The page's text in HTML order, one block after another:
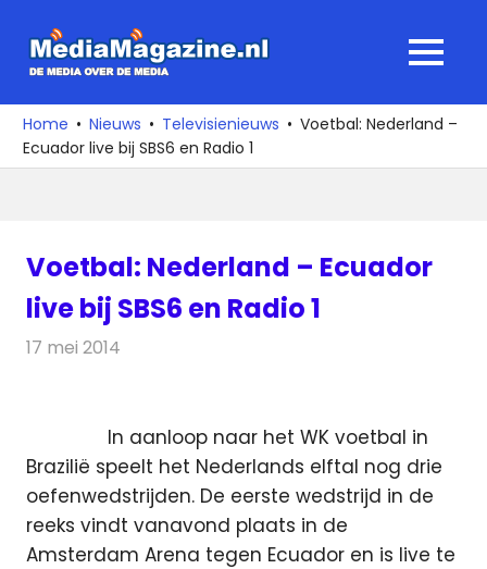
naar
media
over
de
MENU
Home Nieuws Televisienieuws
Voetbal: Nederland –
Ecuador live bij SBS6 en Radio 1
Voetbal: Nederland – Ecuador
live bij SBS6 en Radio 1
17 mei 2014
In aanloop naar het WK voetbal in
Brazilië speelt het Nederlands elftal nog drie
oefenwedstrijden. De eerste wedstrijd in de
reeks vindt vanavond plaats in de
Amsterdam Arena tegen Ecuador en is live te